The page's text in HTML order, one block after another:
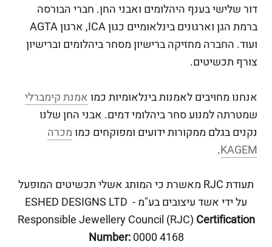
דור שלישי בענף היהלומים ואבני החן. חברי הבורסה
ברמת הגן וארגונים בינלאומיים כגון ICA, ארגון AGTA
ועוד. החברה מחזיקה ברישיון מסחר ביהלומים וברישיון
צורף תכשיטים.
אנחנו מחויבים לאמנות בינלאומיות כמואמנת קימברלי
שמטרתה למנוע סחר ביהלומי דמים. אבני החן שלנו
נקנים בגלם ממקורות ידועים ומפוקחים כמומכרה
KAGEM
.
תעודת RJC מאשרת כי המותג אשלי תכשיטים המופעל
על ידי אשד עיצובים בע"מ - ESHED DESIGNS LTD
Responsible Jewellery Council (RJC) Certification
Number:0000 4168